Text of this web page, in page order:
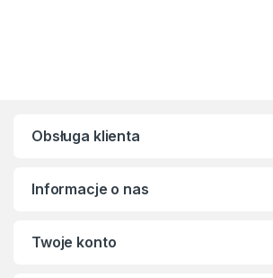
Obsługa klienta
Informacje o nas
Twoje konto